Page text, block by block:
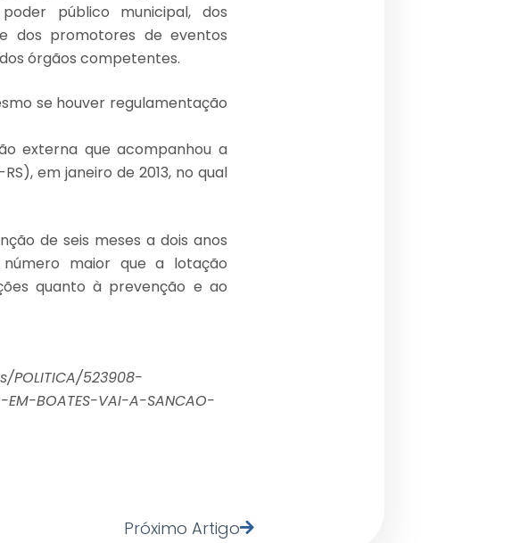
público municipal, dos
dos promotores de eventos
órgãos competentes.
se houver regulamentação
externa que acompanhou a
em janeiro de 2013, no qual
de seis meses a dois anos
maior que a lotação
quanto à prevenção e ao
523908-
EM-BOATES-VAI-A-SANCAO-
Próximo Artigo